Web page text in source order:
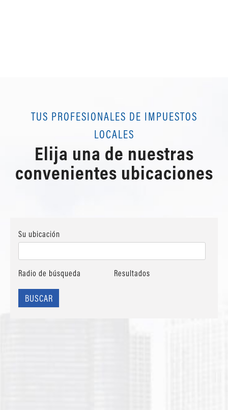
TUS PROFESIONALES DE IMPUESTOS
LOCALES
Elija una de nuestras
convenientes ubicaciones
Su ubicación
Radio de búsqueda Resultados